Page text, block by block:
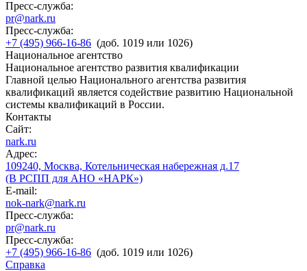
Пресс-служба:
pr@nark.ru
Пресс-служба:
+7 (495) 966-16-86 (доб. 1019 или 1026)
Национальное агентство
Национальное агентство развития квалификации
Главной целью Национального агентства развития
квалификаций является содействие развитию Национальной
системы квалификаций в России.
Контакты
Сайт:
nark.ru
Адрес:
109240, Москва, Котельническая набережная д.17
(В РСПП для АНО «НАРК»)
E-mail:
nok-nark@nark.ru
Пресс-служба:
pr@nark.ru
Пресс-служба:
+7 (495) 966-16-86 (доб. 1019 или 1026)
Справка